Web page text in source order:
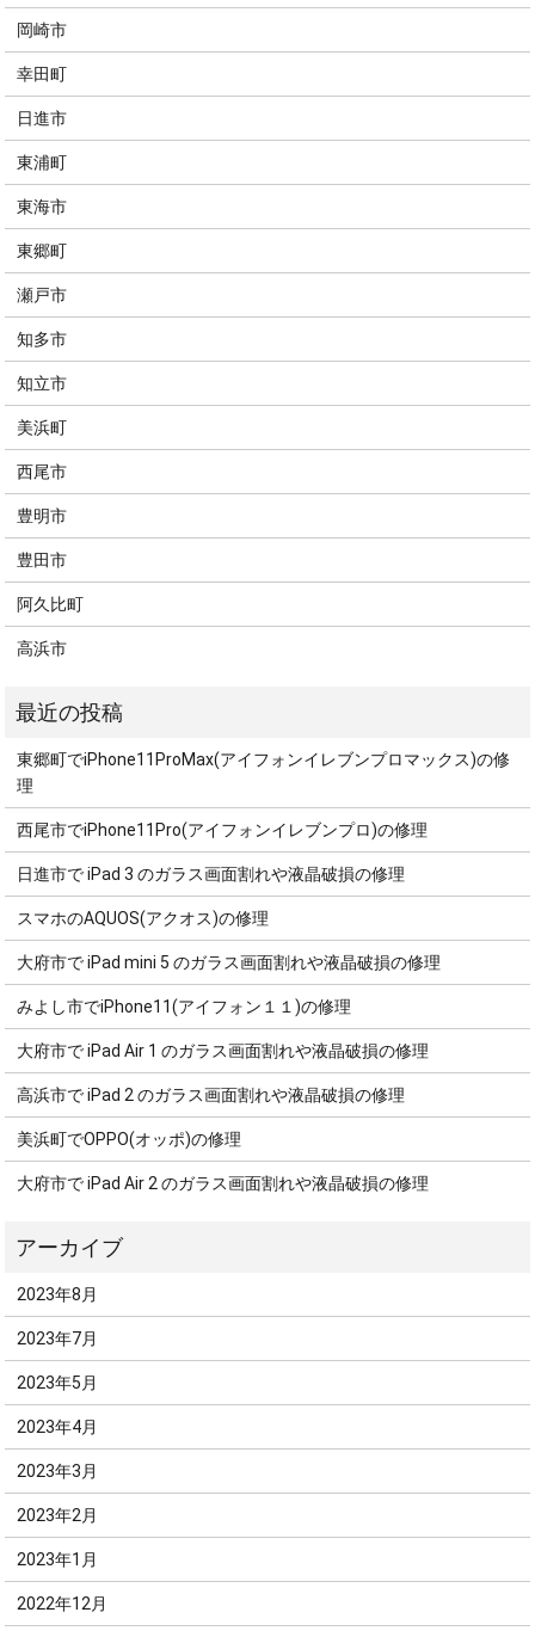
岡崎市
幸田町
日進市
東浦町
東海市
東郷町
瀬戸市
知多市
知立市
美浜町
西尾市
豊明市
豊田市
阿久比町
高浜市
東郷町でiPhone11ProMax(アイフォンイレブンプロマックス)の修
理
西尾市でiPhone11Pro(アイフォンイレブンプロ)の修理
日進市で iPad 3 のガラス画面割れや液晶破損の修理
スマホのAQUOS(アクオス)の修理
大府市で iPad mini 5 のガラス画面割れや液晶破損の修理
みよし市でiPhone11(アイフォン１１)の修理
大府市で iPad Air 1 のガラス画面割れや液晶破損の修理
高浜市で iPad 2 のガラス画面割れや液晶破損の修理
美浜町でOPPO(オッポ)の修理
大府市で iPad Air 2 のガラス画面割れや液晶破損の修理
2023年8月
2023年7月
2023年5月
2023年4月
2023年3月
2023年2月
2023年1月
2022年12月